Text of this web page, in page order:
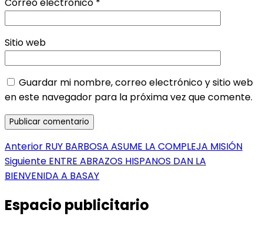
Correo electrónico *
Sitio web
Guardar mi nombre, correo electrónico y sitio web
en este navegador para la próxima vez que comente.
Navegación
de
Anterior Entrada
anterior:
RUY BARBOSA ASUME LA COMPLEJA MISIÓN
Siguiente Entrada
siguiente:
ENTRE ABRAZOS HISPANOS DAN LA
BIENVENIDA A BASAY
Espacio publicitario